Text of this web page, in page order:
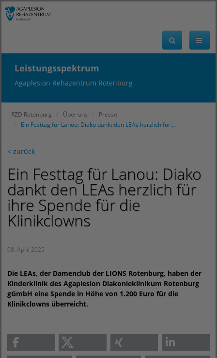
Leistungsspektrum
Agaplesion Rehazentrum Rotenburg
RZD Rotenburg Über uns
Presse
Ein Festtag für Lanou: Diako dankt den LEAs herzlich für…
< zurück
Ein Festtag für Lanou: Diako
dankt den LEAs herzlich für
ihre Spende für die
Klinikclowns
08. April 2025
Die LEAs, der Damenclub der LIONS Rotenburg, haben der
Kinderklinik des Agaplesion Diakonieklinikum Rotenburg
gGmbH eine Spende in Höhe von 1.200 Euro für die
Klinikclowns überreicht.